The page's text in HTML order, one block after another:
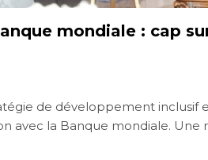
mondiale : cap
de développement inclusif
avec la Banque mondiale. Une